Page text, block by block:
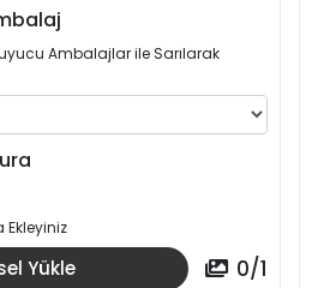
Ambalajlar ile Sarılarak
Ekleyiniz
Yükle 0/1